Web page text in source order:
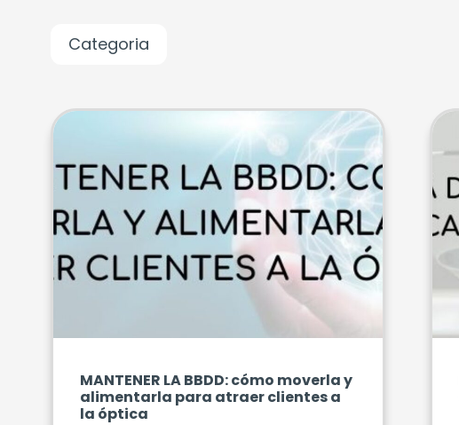
Categoria
MANTENER LA BBDD: cómo moverla y
alimentarla para atraer clientes a
la óptica